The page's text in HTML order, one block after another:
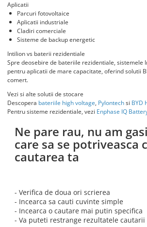
Cabluri cupru flexibil
Cabluri cupru nearmat
Cabluri cupru rezistente la foc
Cabluri flexibile
Cabluri flexibile plate
Cabluri medie tensiune
Cabluri optice
Cabluri semnalizare si control
Cabluri speciale
Conductori flexibili cupru
Conductori rigizi
Cabluri boxe
Cabluri semnalizare incendiu
Tablou organizare santier necablat
Tub flexibil
Tub flexibil dublu perete (corugata)
Separator fuzibil
Separator fuzibil aplicatii
fotovoltaice
Aplicatii
Parcuri fotovoltaice
Aplicatii industriale
Cladiri comerciale
Sisteme de backup energetic
Intilion vs baterii rezidentiale
Spre deosebire de bateriile rezidentiale, sistemele
pentru aplicatii de mare capacitate, oferind solutii
comert.
Vezi si alte solutii de stocare
Descopera bateriile high voltage, Pylontechsi BYD
Pentru sisteme rezidentiale, vezi Enphase IQ
Ne pare rau, nu am
care sa se potriveasca
cautarea ta
- Verifica de doua ori scrierea
- Incearca sa cauti cuvinte simple
- Incearca o cautare mai putin specifica
- Va puteti restrange rezultatele